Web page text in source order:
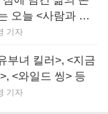
오늘 <사람과 고
기자
부녀 킬러>, <지금
<와일드 씽> 등
기자